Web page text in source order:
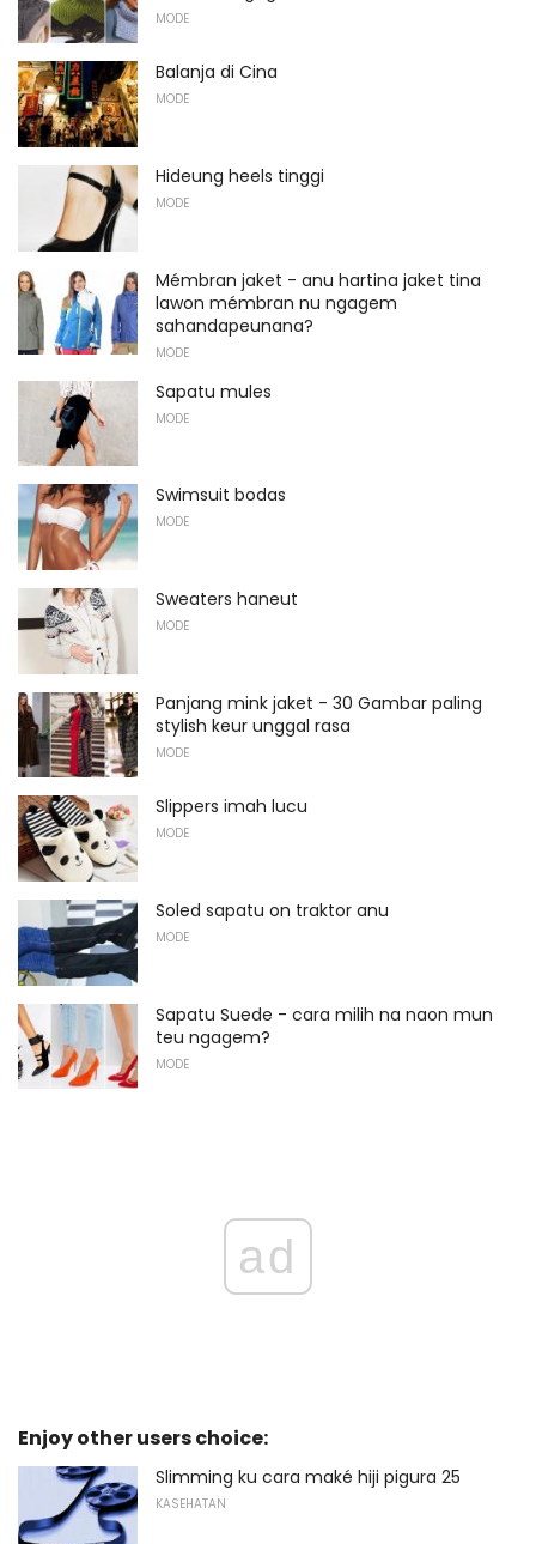
MODE
Balanja di Cina
MODE
Hideung heels tinggi
MODE
Mémbran jaket - anu hartina jaket tina
lawon mémbran nu ngagem
sahandapeunana?
MODE
Sapatu mules
MODE
Swimsuit bodas
MODE
Sweaters haneut
MODE
Panjang mink jaket - 30 Gambar paling
stylish keur unggal rasa
MODE
Slippers imah lucu
MODE
Soled sapatu on traktor anu
MODE
Sapatu Suede - cara milih na naon mun
teu ngagem?
MODE
ad
Enjoy other users choice:
Slimming ku cara maké hiji pigura 25
KASEHATAN